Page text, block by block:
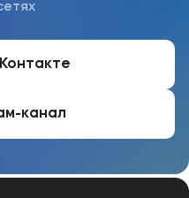
канал